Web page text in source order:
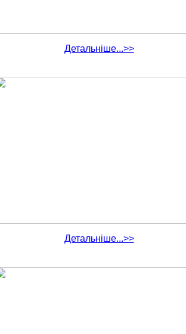
Детальніше...>>
Детальніше...>>